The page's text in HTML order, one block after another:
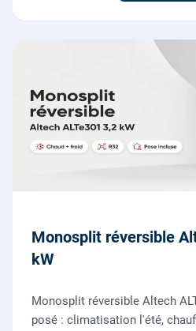
Monosplit réversible
kW
Monosplit réversible Altech
posé : climatisation l'été,